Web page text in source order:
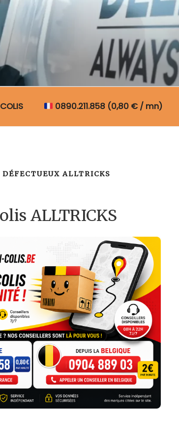
COLIS BELGIQUE
0890.211.858 (0,80 € / mn)
ALLTRICKS
ALLTRICKS